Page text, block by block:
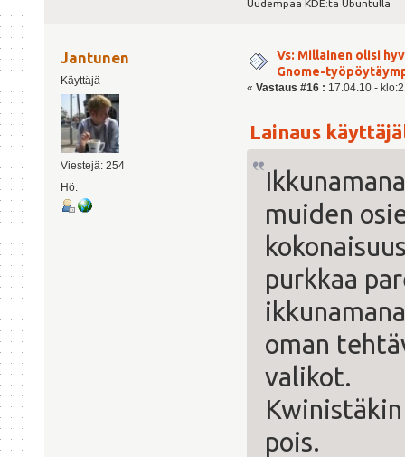
Uudempaa KDE:tä Ubuntulla
Jantunen
Käyttäjä
Viestejä: 254
Hö.
Vs: Millainen olisi
Gnome-
« Vastaus #16 : 17.04.10 -
Lainaus
muiden
purkkaa
oman
valikot.
pois.